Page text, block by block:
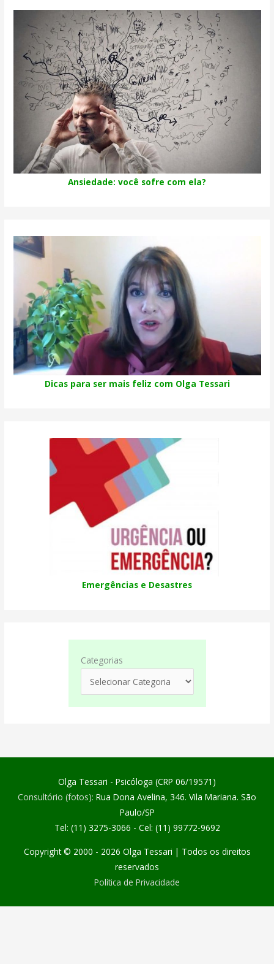
Ansiedade: você sofre com ela?
Dicas para ser mais feliz com Olga Tessari
Emergências e Desastres
Categorias
Olga Tessari - Psicóloga (CRP 06/19571)
Consultório (fotos): Rua Dona Avelina, 346. Vila Mariana. São
Paulo/SP
Tel: (11) 3275-3066 - Cel: (11) 99772-9692
Copyright © 2000 - 2026 Olga Tessari | Todos os direitos
reservados
Política de Privacidade